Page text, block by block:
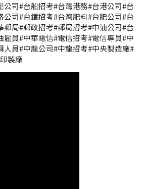
公司#台船招考#台灣港務#台港公司#台
公司#台鐵招考#台灣肥料#台肥公司#台
郵局#郵政招考#郵局招考#中油公司#台
雇員#中華電信#電信招考#電信專員#中
人員#中龍公司#中龍招考#中央製造廠#
製廠